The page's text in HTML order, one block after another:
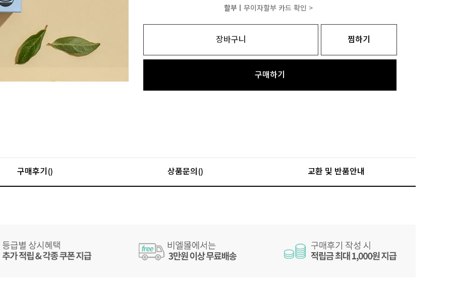
할부ㅣ 무이자할부 카드 확인 >
장바구니 찜하기
구매하기
구매후기() 상품문의() 교환 및 반품안내